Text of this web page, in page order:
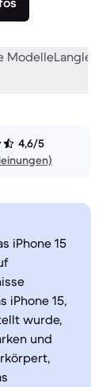
Modelle
4,6/5
iPhone 15
iPhone 15,
wurde,
und